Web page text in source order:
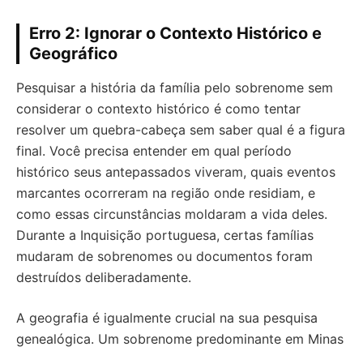
Erro 2: Ignorar o Contexto Histórico e
Geográfico
Pesquisar a história da família pelo sobrenome sem
considerar o contexto histórico é como tentar
resolver um quebra-cabeça sem saber qual é a figura
final. Você precisa entender em qual período
histórico seus antepassados viveram, quais eventos
marcantes ocorreram na região onde residiam, e
como essas circunstâncias moldaram a vida deles.
Durante a Inquisição portuguesa, certas famílias
mudaram de sobrenomes ou documentos foram
destruídos deliberadamente.
A geografia é igualmente crucial na sua pesquisa
genealógica. Um sobrenome predominante em Minas